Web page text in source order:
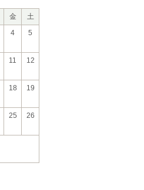
金
土
4 5
11 12
18 19
25 26